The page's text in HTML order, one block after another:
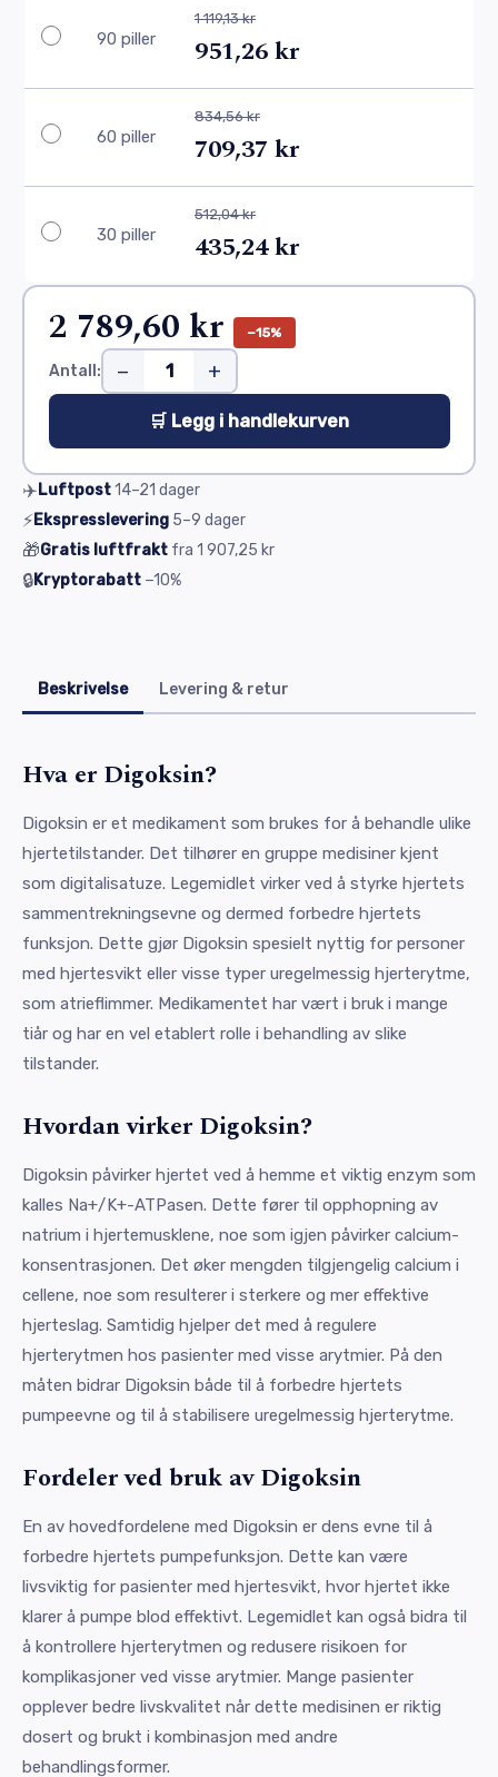
90 piller
1 119,13 kr
951,26 kr
60 piller
834,56 kr
709,37 kr
30 piller
512,04 kr
435,24 kr
2 789,60 kr −15%
Antall: − +
🛒 Legg i handlekurven
✈️Luftpost14–21 dager
⚡Ekspresslevering 5–9 dager
🎁Gratis luftfrakt fra 1 907,25 kr
🔒Kryptorabatt −10%
Beskrivelse Levering & retur
Hva er Digoksin?
Digoksin er et medikament som brukes for å behandle ulike
hjertetilstander. Det tilhører en gruppe medisiner kjent
som digitalisatuze. Legemidlet virker ved å styrke hjertets
sammentrekningsevne og dermed forbedre hjertets
funksjon. Dette gjør Digoksin spesielt nyttig for personer
med hjertesvikt eller visse typer uregelmessig hjerterytme,
som atrieflimmer. Medikamentet har vært i bruk i mange
tiår og har en vel etablert rolle i behandling av slike
tilstander.
Hvordan virker Digoksin?
Digoksin påvirker hjertet ved å hemme et viktig enzym som
kalles Na+/K+-ATPasen. Dette fører til opphopning av
natrium i hjertemusklene, noe som igjen påvirker calcium-
konsentrasjonen. Det øker mengden tilgjengelig calcium i
cellene, noe som resulterer i sterkere og mer effektive
hjerteslag. Samtidig hjelper det med å regulere
hjerterytmen hos pasienter med visse arytmier. På den
måten bidrar Digoksin både til å forbedre hjertets
pumpeevne og til å stabilisere uregelmessig hjerterytme.
Fordeler ved bruk av Digoksin
En av hovedfordelene med Digoksin er dens evne til å
forbedre hjertets pumpefunksjon. Dette kan være
livsviktig for pasienter med hjertesvikt, hvor hjertet ikke
klarer å pumpe blod effektivt. Legemidlet kan også bidra til
å kontrollere hjerterytmen og redusere risikoen for
komplikasjoner ved visse arytmier. Mange pasienter
opplever bedre livskvalitet når dette medisinen er riktig
dosert og brukt i kombinasjon med andre
behandlingsformer.